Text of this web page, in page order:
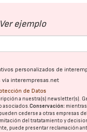
Ver ejemplo
personalizados de
interempresas.net
de Datos
a nuestra(s) newsletter(s).
asociados.Conservación:
cederse a otras empresas
del tratatamiento y
puede presentar reclamación